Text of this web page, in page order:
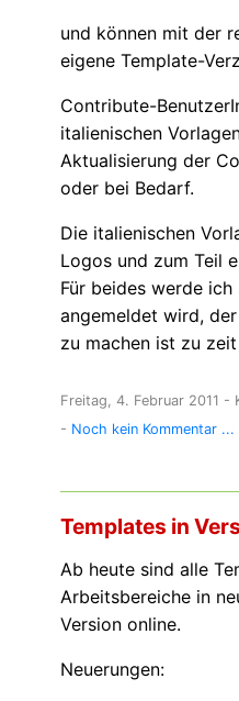
und können mit der
eigene Template-
Contribute-
italienischen
Aktualisierung der
oder bei Bedarf.
Die italienischen
Logos und zum Teil
Für beides werde
angemeldet wird,
zu machen ist zu
Freitag, 4. Februar 2011 -
- Noch kein Kommentar ...
Templates in
Ab heute sind alle
Arbeitsbereiche in
Version online.
Neuerungen: